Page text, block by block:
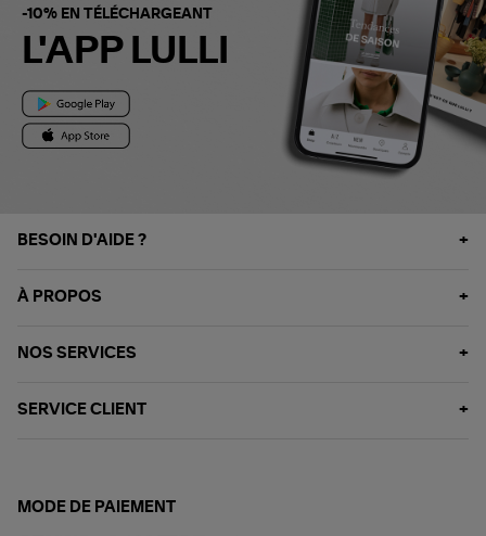
-10% EN TÉLÉCHARGEANT
L'APP LULLI
BESOIN D'AIDE ?
À PROPOS
NOS SERVICES
SERVICE CLIENT
MODE DE PAIEMENT